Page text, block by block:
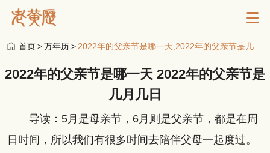
首页>万年历> 2022年的父亲节是哪一天,2022年的父亲节是几月几日
2022年的父亲节是哪一天 2022年的父亲节是
几月几日
导读：5月是母亲节，6月则是父亲节，都是在周
日时间，所以我们有很多时间去陪伴父母一起度过。